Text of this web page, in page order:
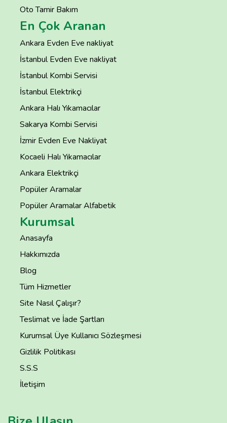
Oto Tamir Bakım
En Çok Aranan
Ankara Evden Eve nakliyat
İstanbul Evden Eve nakliyat
İstanbul Kombi Servisi
İstanbul Elektrikçi
Ankara Halı Yıkamacılar
Sakarya Kombi Servisi
İzmir Evden Eve Nakliyat
Kocaeli Halı Yıkamacılar
Ankara Elektrikçi
Popüler Aramalar
Popüler Aramalar Alfabetik
Kurumsal
Anasayfa
Hakkımızda
Blog
Tüm Hizmetler
Site Nasıl Çalışır?
Teslimat ve İade Şartları
Kurumsal Üye Kullanıcı Sözleşmesi
Gizlilik Politikası
S.S.S
İletişim